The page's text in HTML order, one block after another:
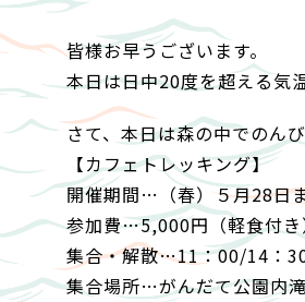
皆様お早うございます。
本日は日中20度を超える気
さて、本日は森の中でのん
【カフェトレッキング】
開催期間…（春）５月28日
参加費…5,000円（軽食付き
集合・解散…11：00/14：
集合場所…がんだて公園内